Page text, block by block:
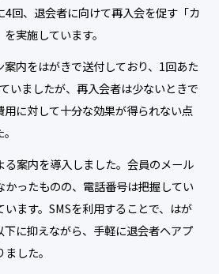
4回、退会者に向けて再入会を促す「カ
実施しています。
案内をはがきで送付しており、1回あた
いましたが、再入会者は少ないときで
に対して十分な効果が得られない点
る案内を導入しました。会員のメール
かったものの、電話番号は把握してい
います。SMSを利用することで、はが
下に抑えながら、手軽に退会者へアプ
した。